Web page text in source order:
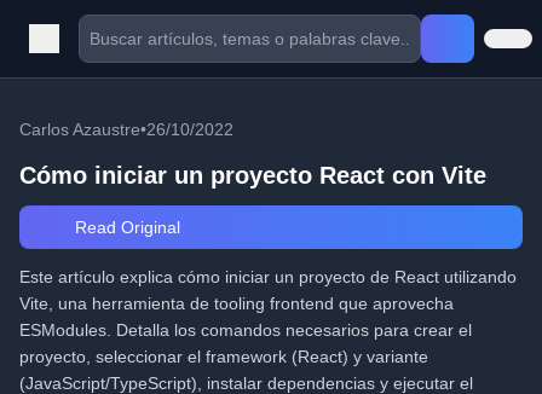
Carlos Azaustre•26/10/2022
Cómo iniciar un proyecto React con Vite
Read Original
Este artículo explica cómo iniciar un proyecto de React utilizando
Vite, una herramienta de tooling frontend que aprovecha
ESModules. Detalla los comandos necesarios para crear el
proyecto, seleccionar el framework (React) y variante
(JavaScript/TypeScript), instalar dependencias y ejecutar el